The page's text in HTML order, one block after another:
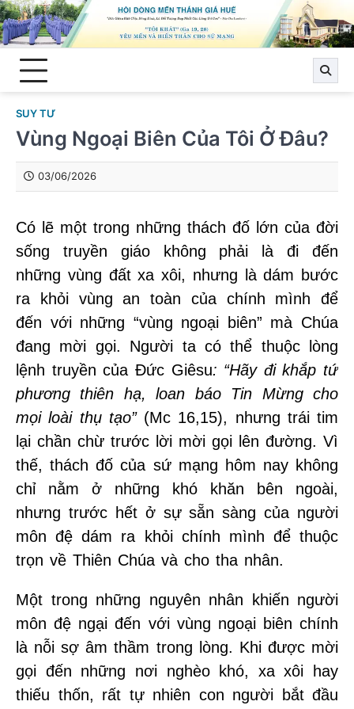
Skip
to
content
SUY TƯ
Vùng Ngoại Biên Của Tôi Ở Đâu?
03/06/2026
Có lẽ một trong những thách đố lớn của đời
sống truyền giáo không phải là đi đến
những vùng đất xa xôi, nhưng là dám bước
ra khỏi vùng an toàn của chính mình để
đến với những “vùng ngoại biên” mà Chúa
đang mời gọi. Người ta có thể thuộc lòng
lệnh truyền của Đức Giêsu: “Hãy đi khắp tứ
phương thiên hạ, loan báo Tin Mừng cho
mọi loài thụ tạo”(Mc 16,15), nhưng trái tim
lại chần chừ trước lời mời gọi lên đường. Vì
thế, thách đố của sứ mạng hôm nay không
chỉ nằm ở những khó khăn bên ngoài,
nhưng trước hết ở sự sẵn sàng của người
môn đệ dám ra khỏi chính mình để thuộc
trọn về Thiên Chúa và cho tha nhân.
Một trong những nguyên nhân khiến người
môn đệ ngại đến với vùng ngoại biên chính
là nỗi sợ âm thầm trong lòng. Khi được mời
gọi đến những nơi nghèo khó, xa xôi hay
thiếu thốn, rất tự nhiên con người bắt đầu